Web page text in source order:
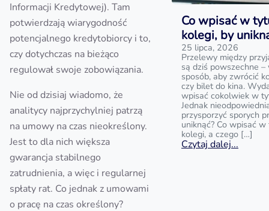
Informacji Kredytowej). Tam
potwierdzają wiarygodność
potencjalnego kredytobiorcy i to,
czy dotychczas na bieżąco
regulował swoje zobowiązania.
Nie od dzisiaj wiadomo, że
analitycy najprzychylniej patrzą
na umowy na czas nieokreślony.
Jest to dla nich większa
gwarancja stabilnego
zatrudnienia, a więc i regularnej
spłaty rat. Co jednak z umowami
o pracę na czas określony?
Co wpisać w
kolegi, by
25 lipca, 2026
Przelewy między
są dziś powszechne
sposób, aby zwrócić
czy bilet do kina.
wpisać cokolwiek w
Jednak
przysporzyć sporych
uniknąć? Co wpisać
kolegi, a czego […]
Czytaj dalej...